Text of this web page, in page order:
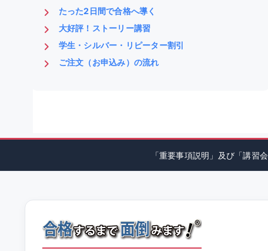
たった2日間で合格へ導く
大好評！ストーリー講習
学生・シルバー・リピーター割引
ご注文（お申込み）の流れ
「重要事項説明」及び「講習